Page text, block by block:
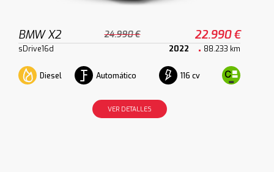
BMW X2 24.990 € 22.990 €
sDrive16d 2022 88.233 km
Diesel Automático 116 cv
VER DETALLES